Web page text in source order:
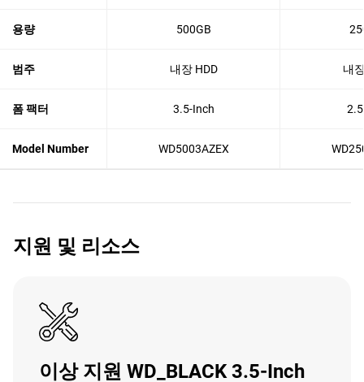
용량 500GB
범주 내장 HDD 내
폼 팩터 3.5-Inch
Model Number WD5003AZEX
지원 및 리소스
이상 지원 WD_BLACK 3.5-Inch